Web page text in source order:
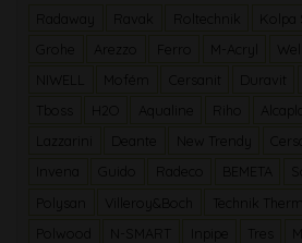
Roltechnik Kolpa
Grohe
Arezzo Ferro M-Acryl
Mofém Cersanit Duravit
Tboss
H2O Aqualine
Deante New Trendy
Invena
Radeco BEMETA
Villeroy&Boch Technik Therm
N-SMART Inpipe Tres